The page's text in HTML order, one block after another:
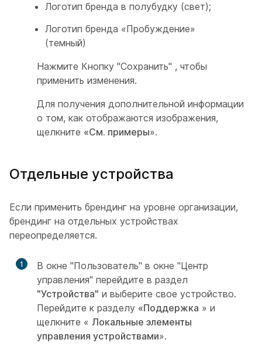
Логотип бренда в полубудку (свет);
Логотип бренда «Пробуждение»
(темный)
Нажмите Кнопку "Сохранить" , чтобы
применить изменения.
Для получения дополнительной информации
о том, как отображаются изображения,
щелкните «См. примеры».
Отдельные устройства
Если применить брендинг на уровне организации,
брендинг на отдельных устройствах
переопределяется.
1
В окне "Пользователь" в окне "Центр
управления" перейдите в раздел
"Устройства" и выберите свое устройство.
Перейдите к разделу «Поддержка » и
щелкните « Локальные элементы
управления устройствами».